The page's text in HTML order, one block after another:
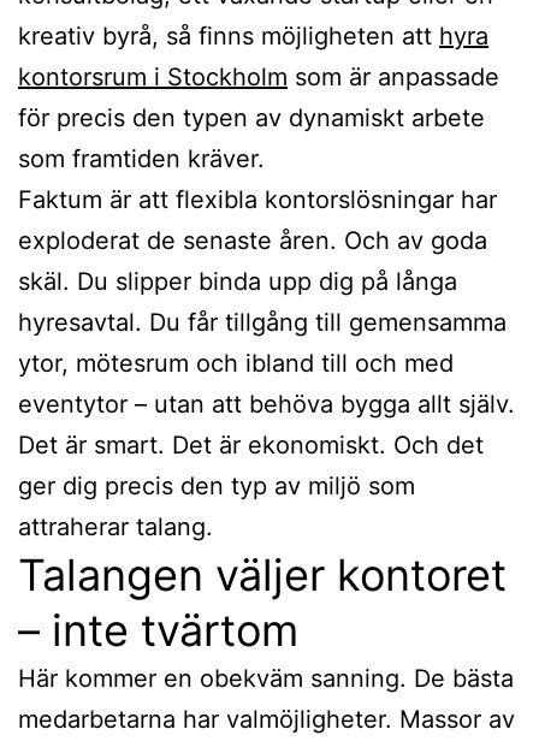
kreativ byrå, så finns möjligheten att hyra
kontorsrum i Stockholm som är anpassade
för precis den typen av dynamiskt arbete
som framtiden kräver.
Faktum är att flexibla kontorslösningar har
exploderat de senaste åren. Och av goda
skäl. Du slipper binda upp dig på långa
hyresavtal. Du får tillgång till gemensamma
ytor, mötesrum och ibland till och med
eventytor – utan att behöva bygga allt själv.
Det är smart. Det är ekonomiskt. Och det
ger dig precis den typ av miljö som
attraherar talang.
Talangen väljer kontoret
– inte tvärtom
Här kommer en obekväm sanning. De bästa
medarbetarna har valmöjligheter. Massor av